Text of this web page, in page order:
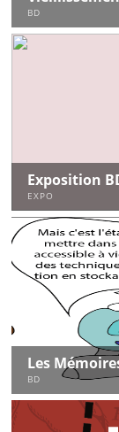
BD
Exposition
EXPO
Les
BD